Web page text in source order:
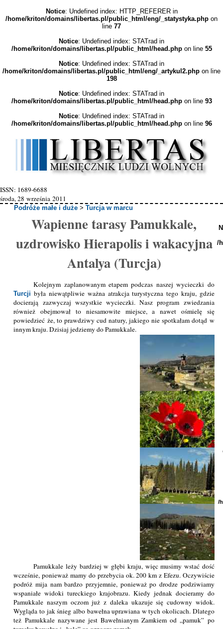
Notice: Undefined index: HTTP_REFERER in
/home/kriton/domains/libertas.pl/public_html/eng/_statystyka.php on
line 77
Notice: Undefined index: STATrad in
/home/kriton/domains/libertas.pl/public_html/head.phpon line 55
Notice: Undefined index: STATrad in
/home/kriton/domains/libertas.pl/public_html/eng/_artykul2.php on line
198
Notice: Undefined index: STATrad in
/home/kriton/domains/libertas.pl/public_html/head.phpon line 93
Notice: Undefined index: STATrad in
/home/kriton/domains/libertas.pl/public_html/head.phpon line 96
ISSN: 1689-6688
środa, 28 września 2011
Podróże małe i duże >Turcja w marcu
Wapienne tarasy Pamukkale,
uzdrowisko Hierapolis i wakacyjna
Antalya (Turcja)
Kolejnym zaplanowanym etapem podczas naszej wycieczki do
Turcji była niewątpliwie ważna atrakcja turystyczna tego kraju, gdzie
docierają zazwyczaj wszystkie wycieczki. Nasz program zwiedzania
również obejmował to niesamowite miejsce, a nawet ośmielę się
powiedzieć że, to prawdziwy cud natury, jakiego nie spotkałam dotąd w
innym kraju. Dzisiaj jedziemy do Pamukkale.
Pamukkale leży bardziej w głębi kraju, więc musimy wstać dość
wcześnie, ponieważ mamy do przebycia ok. 200 km z Efezu. Oczywiście
podróż mija nam bardzo przyjemnie, ponieważ po drodze podziwiamy
wspaniałe widoki tureckiego krajobrazu. Kiedy jednak docieramy do
Pamukkale naszym oczom już z daleka ukazuje się cudowny widok.
Wygląda to jak śnieg albo bawełna uprawiana w tych okolicach. Dlatego
też Pamukkale nazywane jest Bawełnianym Zamkiem od „pamuk” po
/
/